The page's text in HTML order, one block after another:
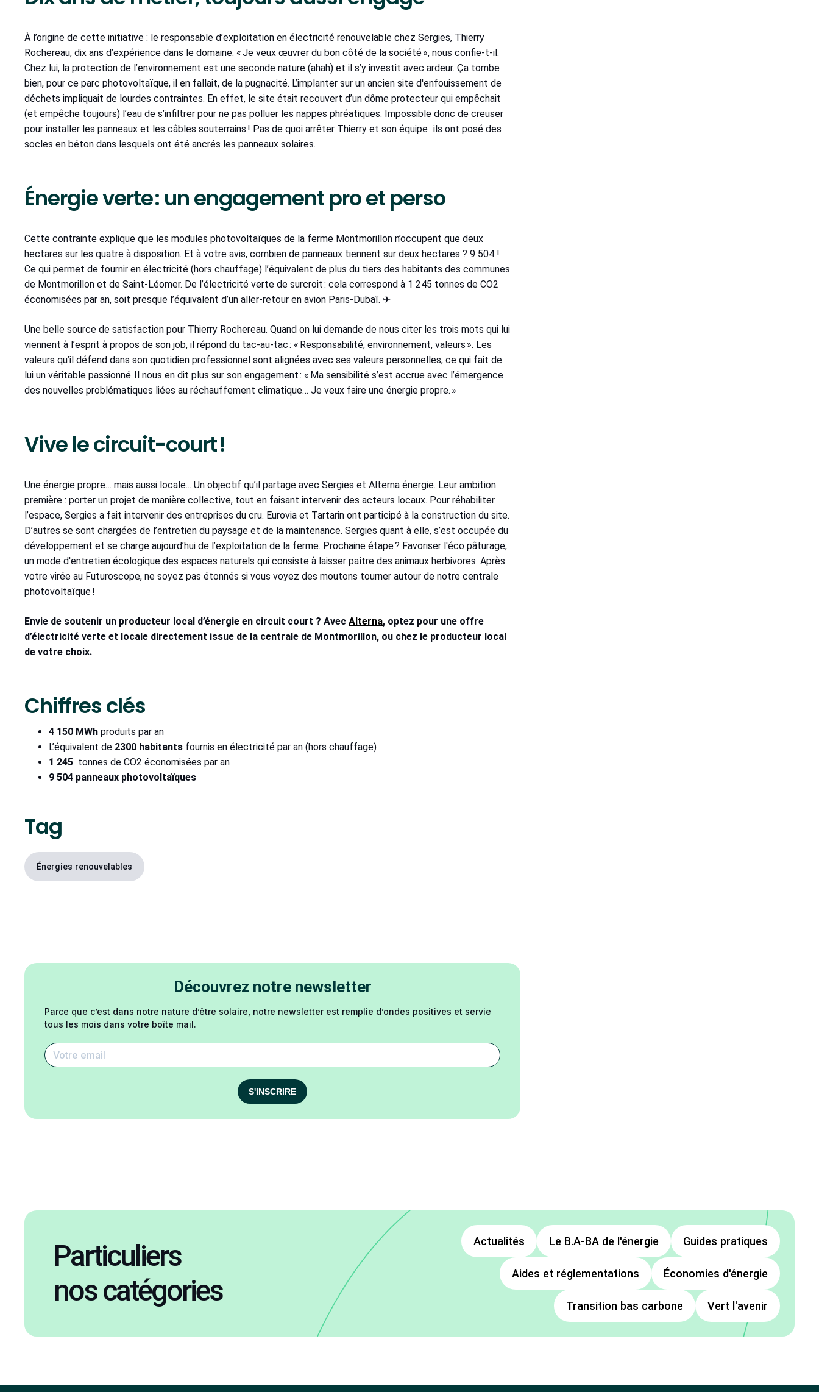
À l’origine de cette initiative : le responsable d’exploitation en électricité renouvelable chez Sergies, Thierry
Rochereau, dix ans d’expérience dans le domaine. « Je veux œuvrer du bon côté de la société », nous confie-t-il.
Chez lui, la protection de l’environnement est une seconde nature (ahah) et il s’y investit avec ardeur. Ça tombe
bien, pour ce parc photovoltaïque, il en fallait, de la pugnacité. L’implanter sur un ancien site d'enfouissement de
déchets impliquait de lourdes contraintes. En effet, le site était recouvert d’un dôme protecteur qui empêchait
(et empêche toujours) l’eau de s’infiltrer pour ne pas polluer les nappes phréatiques. Impossible donc de creuser
pour installer les panneaux et les câbles souterrains ! Pas de quoi arrêter Thierry et son équipe : ils ont posé des
socles en béton dans lesquels ont été ancrés les panneaux solaires.
Énergie verte : un engagement pro et perso
Cette contrainte explique que les modules photovoltaïques de la ferme Montmorillon n’occupent que deux
hectares sur les quatre à disposition. Et à votre avis, combien de panneaux tiennent sur deux hectares ? 9 504 !
Ce qui permet de fournir en électricité (hors chauffage) l’équivalent de plus du tiers des habitants des communes
de Montmorillon et de Saint-Léomer. De l’électricité verte de surcroit : cela correspond à 1 245 tonnes de CO2
économisées par an, soit presque l’équivalent d’un aller-retour en avion Paris-Dubaï. ✈
Une belle source de satisfaction pour Thierry Rochereau. Quand on lui demande de nous citer les trois mots qui lui
viennent à l’esprit à propos de son job, il répond du tac-au-tac : « Responsabilité, environnement, valeurs ». Les
valeurs qu’il défend dans son quotidien professionnel sont alignées avec ses valeurs personnelles, ce qui fait de
lui un véritable passionné. Il nous en dit plus sur son engagement : « Ma sensibilité s’est accrue avec l’émergence
des nouvelles problématiques liées au réchauffement climatique… Je veux faire une énergie propre. »
Vive le circuit-court !
Une énergie propre… mais aussi locale... Un objectif qu’il partage avec Sergies et Alterna énergie. Leur ambition
première : porter un projet de manière collective, tout en faisant intervenir des acteurs locaux. Pour réhabiliter
l’espace, Sergies a fait intervenir des entreprises du cru. Eurovia et Tartarin ont participé à la construction du site.
D’autres se sont chargées de l’entretien du paysage et de la maintenance. Sergies quant à elle, s’est occupée du
développement et se charge aujourd’hui de l’exploitation de la ferme. Prochaine étape ? Favoriser l'éco pâturage,
un mode d'entretien écologique des espaces naturels qui consiste à laisser paître des animaux herbivores. Après
votre virée au Futuroscope, ne soyez pas étonnés si vous voyez des moutons tourner autour de notre centrale
photovoltaïque !
Envie de soutenir un producteur local d’énergie en circuit court ? Avec Alterna, optez pour une offre
d’électricité verte et locale directement issue de la centrale de Montmorillon, ou chez le producteur local
de votre choix.
Chiffres clés
4 150 MWh produits par an
L’équivalent de 2300 habitants fournis en électricité par an (hors chauffage)
1 245 tonnes de CO2 économisées par an
9 504 panneaux photovoltaïques
Tag
Énergies renouvelables
Découvrez notre newsletter
Parce que c’est dans notre nature d’être solaire, notre newsletter est remplie d’ondes positives et servie
tous les mois dans votre boîte mail.
S'INSCRIRE
Particuliers
nos catégories
Actualités Le B.A-BA de l'énergie Guides pratiques
Aides et réglementations Économies d'énergie
Transition bas carbone Vert l'avenir